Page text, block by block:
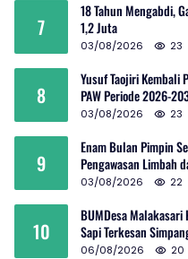
7
18 Tahun Mengabdi,
1,2 Juta
03/08/2026 23
8
Yusuf Taojiri Kembali
PAW Periode 2026-
03/08/2026 23
9
Enam Bulan Pimpin
Pengawasan Limbah
03/08/2026 22
10
BUMDesa
Sapi Terkesan
06/08/2026 20